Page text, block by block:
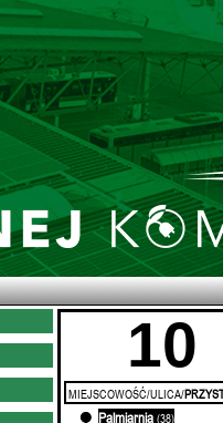
10
MIEJSCOWOŚĆ/ULICA/
Palmiarnia (38)